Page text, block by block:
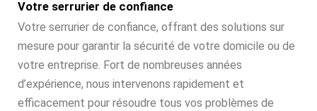
Votre serrurier de confiance
Votre serrurier de confiance, offrant des solutions sur
mesure pour garantir la sécurité de votre domicile ou de
votre entreprise. Fort de nombreuses années
d’expérience, nous intervenons rapidement et
efficacement pour résoudre tous vos problèmes de